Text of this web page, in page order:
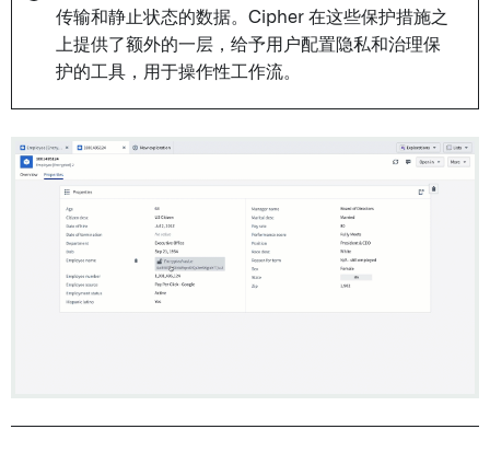
传输和静止状态的数据。Cipher 在这些保护措施之
上提供了额外的一层，给予用户配置隐私和治理保
护的工具，用于操作性工作流。